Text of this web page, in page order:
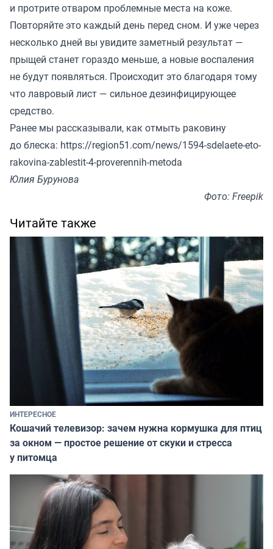
и протрите отваром проблемные места на коже.
Повторяйте это каждый день перед сном. И уже через
несколько дней вы увидите заметный результат —
прыщей станет гораздо меньше, а новые воспаления
не будут появляться. Происходит это благодаря тому
что лавровый лист — сильное дезинфицирующее
средство.
Ранее мы рассказывали, как отмыть раковину
до блеска: https://region51.com/news/1594-sdelaete-eto-
rakovina-zablestit-4-proverennih-metoda
Юлия Бурунова
Фото: Freepik
Читайте также
ИНТЕРЕСНОЕ
Кошачий телевизор: зачем нужна кормушка для птиц
за окном — простое решение от скуки и стресса
у питомца